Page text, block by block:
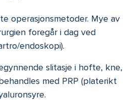
operasjonsmetoder. Mye av
foregår i dag ved
endoskopi).
slitasje i hofte, kne,
med PRP (platerikt